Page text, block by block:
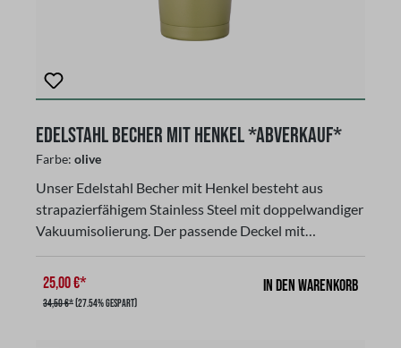
Edelstahl Becher mit Henkel *Abverkauf*
Farbe: olive
Unser Edelstahl Becher mit Henkel besteht aus
strapazierfähigem Stainless Steel mit doppelwandiger
Vakuumisolierung. Der passende Deckel mit
Getränke ca. 14 Stunden warm oder ca. 24 Stunden
kalt zu halten und verhindert das Entweichen von
25,00 €*
34,50 €*(27.54% gespart)
In den Warenkorb